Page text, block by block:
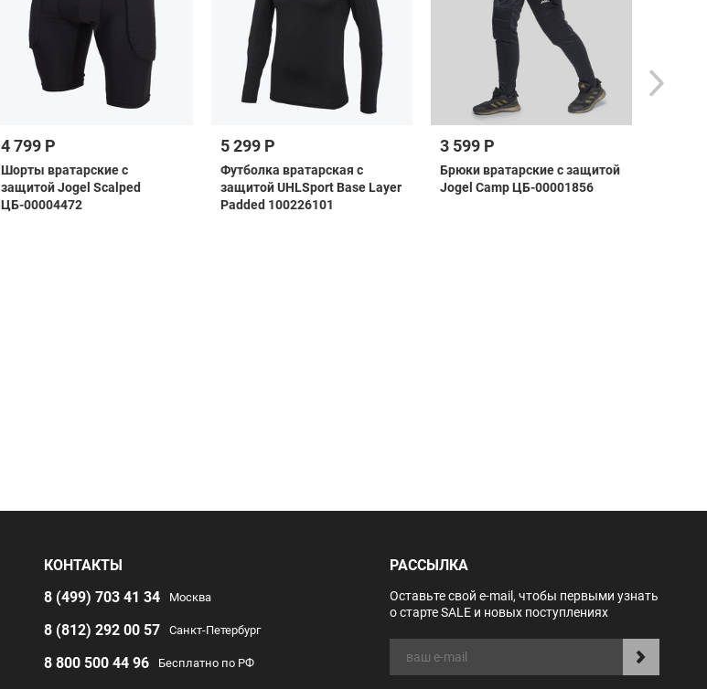
4 799 Р
Шорты вратарские с
защитой Jogel Scalped
ЦБ-00004472
5 299 Р
Футболка вратарская с
защитой UHLSport Base Layer
Padded 100226101
3 599 Р
Брюки вратарские с защитой
Jogel Camp ЦБ-00001856
КОНТАКТЫ
8 (499) 703 41 34
Москва
8 (812) 292 00 57 Санкт-Петербург
8 800 500 44 96 Бесплатно по РФ
РАССЫЛКА
Оставьте свой e-mail, чтобы первыми узнать
о старте SALE и новых поступлениях